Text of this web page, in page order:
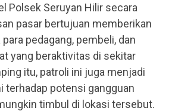
Polsek Seruyan Hilir secara
pasar bertujuan memberikan
pedagang, pembeli, dan
yang beraktivitas di sekitar
itu, patroli ini juga menjadi
terhadap potensi gangguan
timbul di lokasi tersebut.